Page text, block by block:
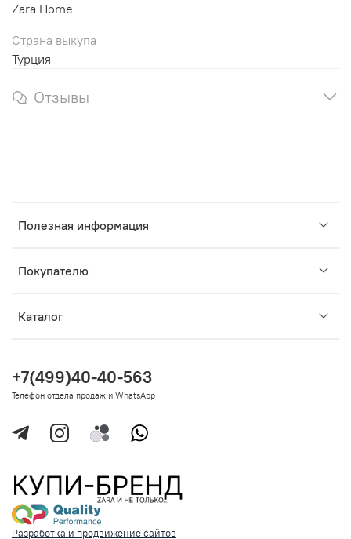
Zara Home
Страна выкупа
Турция
Отзывы
Полезная информация
Покупателю
Каталог
+7(499)40-40-563
Телефон отдела продаж и WhatsApp
Разработка и продвижение сайтов